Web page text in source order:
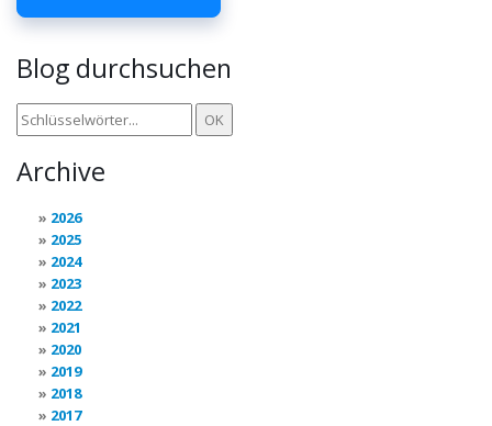
Blog durchsuchen
Archive
2026
2025
2024
2023
2022
2021
2020
2019
2018
2017